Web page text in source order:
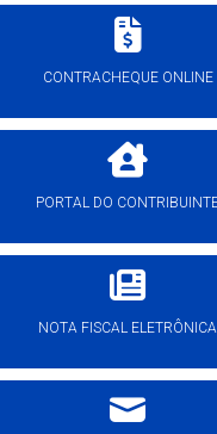
CONTRACHEQUE ONLINE
PORTAL DO
NOTA FISCAL ELETRÔNICA